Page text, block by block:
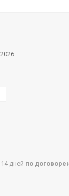
дней по